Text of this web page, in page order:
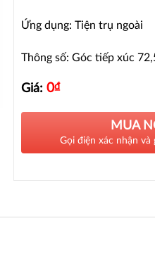
Ứng dụng: Tiện trụ ngoài
Thông số: Góc tiếp xúc
Giá: 0₫
MUA
Gọi điện xác nhận và